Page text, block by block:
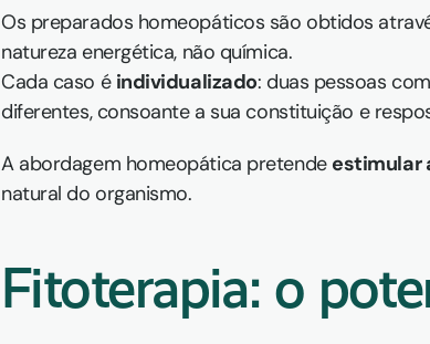
Os preparados homeopáticos são obtidos
natureza energética, não química.
Cada caso é individualizado: duas pessoas
diferentes, consoante a sua constituição e
A abordagem homeopática pretende estimular
natural do organismo.
Fitoterapia: o